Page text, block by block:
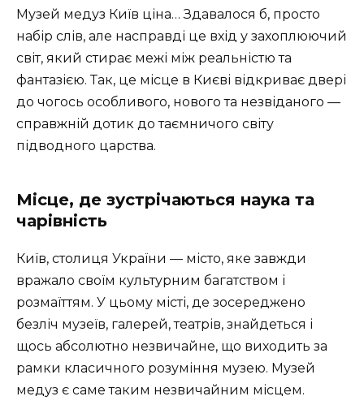
Музей медуз Київ ціна… Здавалося б, просто
набір слів, але насправді це вхід у захоплюючий
світ, який стирає межі між реальністю та
фантазією. Так, це місце в Києві відкриває двері
до чогось особливого, нового та незвіданого —
справжній дотик до таємничого світу
підводного царства.
Місце, де зустрічаються наука та
чарівність
Київ, столиця України — місто, яке завжди
вражало своїм культурним багатством і
розмаїттям. У цьому місті, де зосереджено
безліч музеїв, галерей, театрів, знайдеться і
щось абсолютно незвичайне, що виходить за
рамки класичного розуміння музею. Музей
медуз є саме таким незвичайним місцем.